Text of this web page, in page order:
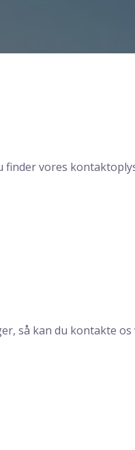
finder vores
så kan du kontakte os